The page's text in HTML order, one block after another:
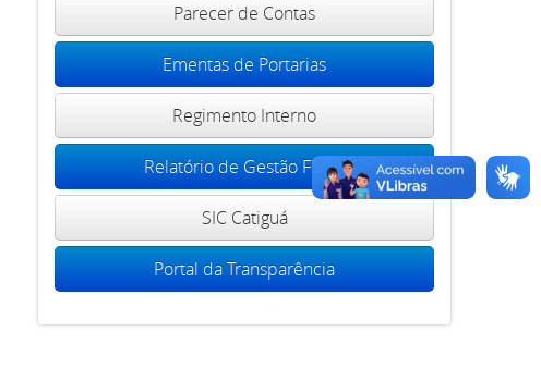
Parecer de Contas
Ementas de Portarias
Regimento Interno
Relatório de Gestão Fiscal
SIC Catiguá
Portal da Transparência